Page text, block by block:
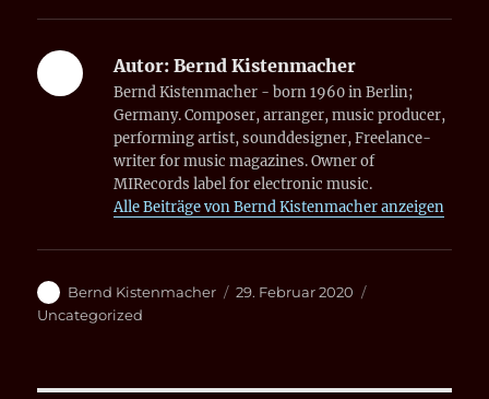
Autor: Bernd Kistenmacher
Bernd Kistenmacher - born 1960 in Berlin;
Germany. Composer, arranger, music producer,
performing artist, sounddesigner, Freelance-
writer for music magazines. Owner of
MIRecords label for electronic music.
Alle Beiträge von Bernd Kistenmacher anzeigen
Autor
Bernd Kistenmacher
Veröffentlicht
29. Februar 2020
Uncategorized